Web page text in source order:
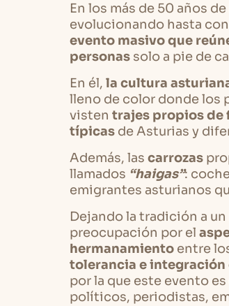
En los más de 50 años
evolucionando hasta
evento masivo que
personas solo a pie de
En él, la cultura
lleno de color donde los
visten trajes propios de
típicas de Asturias y
Además, las carrozas
llamados “haigas”:
emigrantes asturianos
Dejando la tradición a
preocupación por el
hermanamiento entre
tolerancia e
por la que este evento
políticos, periodistas,